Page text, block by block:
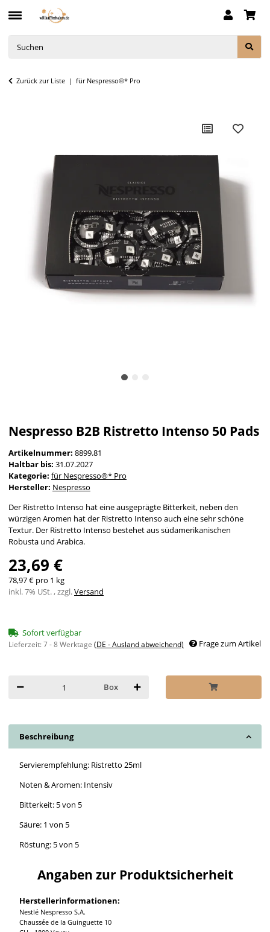
Zurück zur Liste für Nespresso®* Pro
Nespresso B2B Ristretto Intenso 50 Pads
Artikelnummer: 8899.81
Haltbar bis: 31.07.2027
Kategorie: für Nespresso®* Pro
Hersteller: Nespresso
Der Ristretto Intenso hat eine ausgeprägte Bitterkeit, neben den
würzigen Aromen hat der Ristretto Intenso auch eine sehr schöne
Textur. Der Ristretto Intenso bestehet aus südamerikanischen
Robusta und Arabica.
23,69 €
78,97 € pro 1 kg
inkl. 7% USt. , zzgl.Versand
Sofort verfügbar
Lieferzeit:7 - 8 Werktage (DE - Ausland abweichend) Frage zum Artikel
Box
Beschreibung
Servierempfehlung: Ristretto 25ml
Noten & Aromen: Intensiv
Bitterkeit: 5 von 5
Säure: 1 von 5
Röstung: 5 von 5
Angaben zur Produktsicherheit
Herstellerinformationen:
Nestlé Nespresso S.A.
Chaussée de la Guinguette 10